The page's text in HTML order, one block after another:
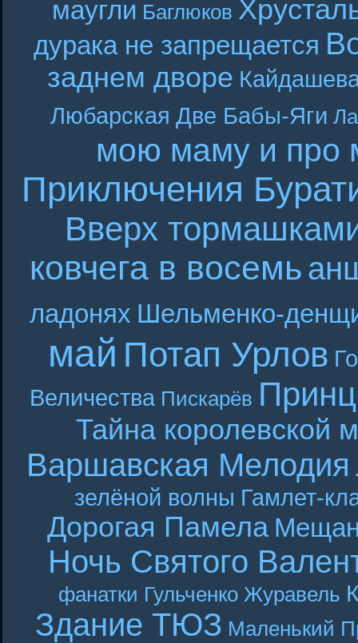
маугли Баглюков
дурака не запрещается
заднем дворе
Любарская Две Бабы-Яги
мою маму и про
Приключения
Вверх
ковчега в восемь
ладонях Шельменко-
май Потап Урлов
Величества Пискарёв
Тайна королевской
Варшавская Мелодия
зелёной волны Гамлет-
Дорогая Памела
Ночь Святого
фанатки Гульченко Журавель
Здание ТЮЗ Маленький